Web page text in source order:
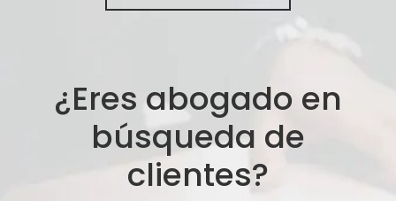
¿Eres abogado en
búsqueda de
clientes?